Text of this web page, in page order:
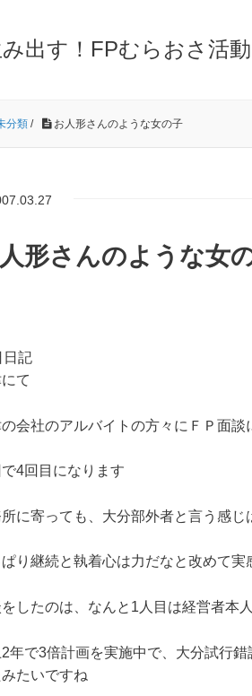
出す！FPむらおさ活
分類 / お人形さんのような女の子
形さんのような女
日記
て
会社のアルバイトの方々にＦＰ面談
4回目になります
に寄っても、大分部外者と言う感じ
り継続と執着心は力だなと改めて実
したのは、なんと1人目は経営者本
年で3倍計画を実施中で、大分試行
みたいですね